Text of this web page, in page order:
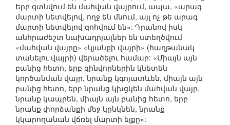
Երբ գտնվում են մահվան վայրում, ապա, «արագ
մարտի նետվելով, ողջ են մնում, այլ ոչ թե արագ
մարտի նետվելով զոհվում են»: Դրանով իսկ
անհրաժեշտ նախադրյալներ են ստեղծվում
«մահվան վայրը» «կյանքի վայրի» (հաղթանակ
տանելու վայրի) վերածելու համար: «Միայն այն
բանից հետո, երբ զինվորներին կնետեն
կործանման վայր, նրանք կգոյատևեն, միայն այն
բանից հետո, երբ նրանց կխցկեն մահվան վայր,
նրանք կապրեն, միայն այն բանից հետո, երբ
նրանք փորձանքի մեջ կընկնեն, նրանք
կկարողանան վճռել մարտի ելքը»: